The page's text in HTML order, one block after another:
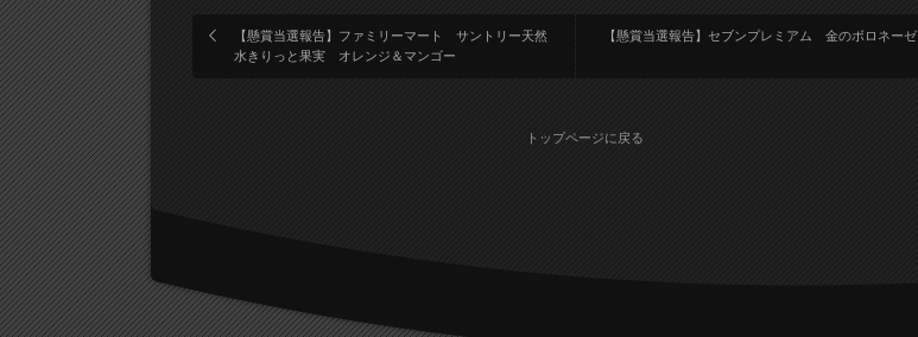
【懸賞当選報告】ファミリーマート サントリー天然
水きりっと果実 オレンジ＆マンゴー
【懸賞当選報告】セブンプレミアム 金のボロネーゼ
トップページに戻る